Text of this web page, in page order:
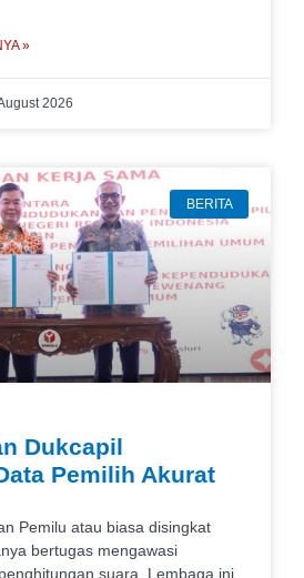
»
2026
BERITA
Dukcapil
Pemilih Akurat
Pemilu atau biasa disingkat
bertugas mengawasi
suara. Lembaga ini